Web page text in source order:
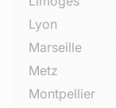
Lyon
Marseille
Metz
Montpellier